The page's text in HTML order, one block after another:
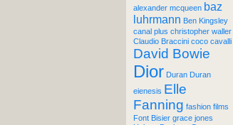
alexander mcqueen baz
luhrmann Ben Kingsley
canal plus christopher waller
Claudio Braccini coco cavalli
David Bowie
Dior Duran Duran
eienesis Elle
Fanning fashion films
Font Bisier grace jones